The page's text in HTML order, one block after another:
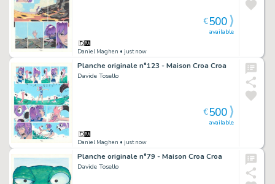
Daniel Maghen • just now
available
€500
Planche originale n°123 - Maison Croa Croa
Davide Tosello
Daniel Maghen • just now
available
€500
Planche originale n°79 - Maison Croa Croa
Davide Tosello